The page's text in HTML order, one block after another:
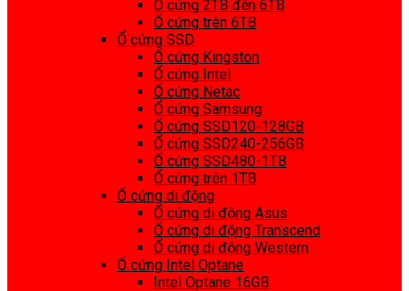
Ổ cứng 2TB đến 6TB
Ổ cứng trên 6TB
Ổ cứng SSD
Ổ cứng Kingston
Ổ cứng Intel
Ổ cứng Netac
Ổ cứng Samsung
Ổ cứng SSD120-128GB
Ổ cứng SSD240-256GB
Ổ cứng SSD480-1TB
Ổ cứng trên 1TB
Ổ cứng di động
Ổ cứng di động Asus
Ổ cứng di động Transcend
Ổ cứng di động Western
Ổ cứng Intel Optane
Intel Optane 16GB